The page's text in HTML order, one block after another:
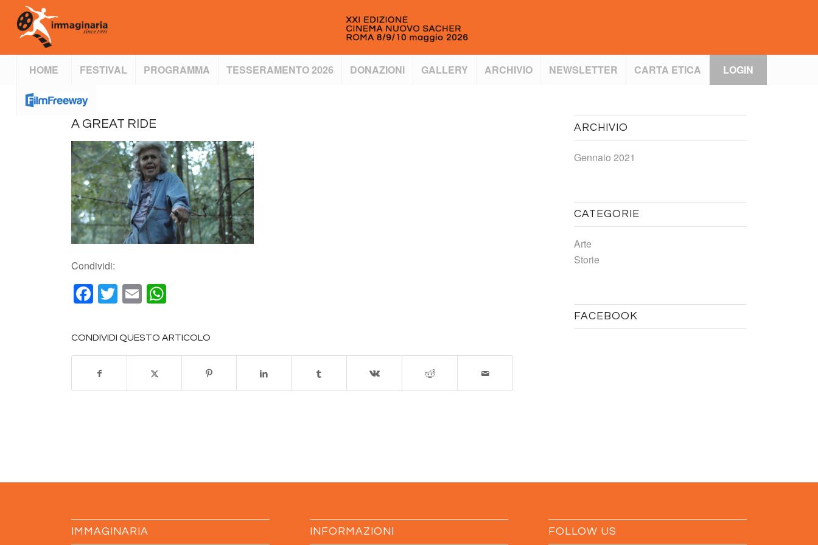
HOME FESTIVAL PROGRAMMA TESSERAMENTO 2026 DONAZIONI GALLERY ARCHIVIO NEWSLETTER CARTA ETICA LOGIN
A GREAT RIDE
Condividi:
Facebook
Twitter
Email
CONDIVIDI QUESTO ARTICOLO
ARCHIVIO
Gennaio 2021
CATEGORIE
Arte
Storie
FACEBOOK
IMMAGINARIA INFORMAZIONI FOLLOW US